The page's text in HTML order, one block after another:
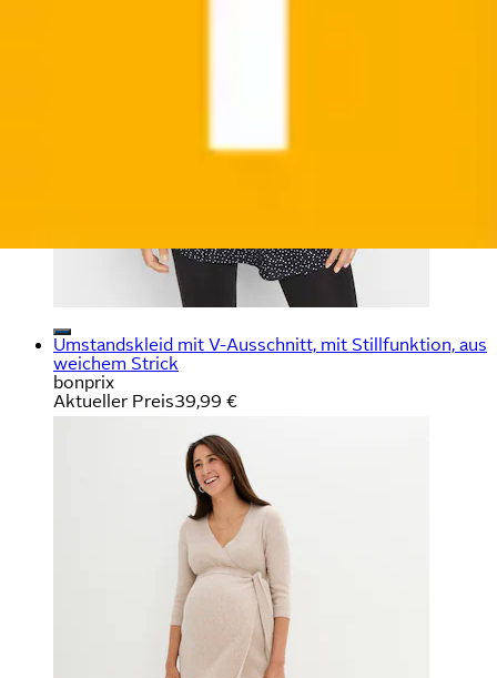
Umstandskleid mit V-Ausschnitt, mit Stillfunktion, aus
weichem Strick
bonprix
Aktueller Preis39,99 €